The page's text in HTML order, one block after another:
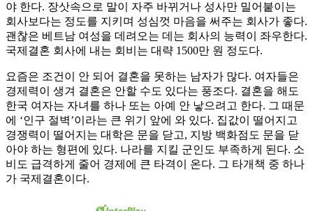
야 한다. 장삿속으로 말이 자주 바뀌거나 성사만 밀어붙이는
회사보다는 정도를 지키며 성심껏 마음을 써주는 회사가 좋다.
괜찮은 베트남 여성을 데려오는 데는 회사의 능력이 좌우한다.
국제결혼 회사에 내는 회비는 대략 1500만 원 정도다.
요즘은 조건이 안 되어 결혼을 못하는 남자가 많다. 여자들은
경제력이 생겨 결혼은 안할 수도 있다는 풍조다. 결혼을 해도
한국 여자는 자녀를 하나 또는 아예 안 낳으려고 한다. 그 때문
에 ‘인구 절벽’이라는 큰 위기 앞에 와 있다. 집값이 떨어지고
경쟁력이 떨어지는 대학은 문을 닫고, 지방 백화점도 문을 닫
아야 하는 형편에 있다. 나라를 지킬 군인도 부족하게 된다. 소
비도 급격하게 줄어 경제에 큰 타격이 온다. 그 타개책 중 하나
가 국제결혼이다.